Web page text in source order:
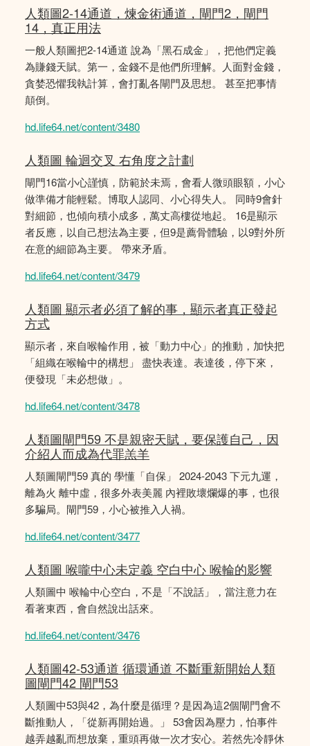
人類圖2-14通道，煉金術通道，閘門2，閘門
14，真正用法
一般人類圖把2-14通道 說為「黑石成金」，把他們定義
為賺錢天賦。第一，金錢不是他們所理解。人面對金錢，
貪婪恐懼我執計算，會打亂各閘門及思想。 甚至把事情
顛倒。
hd.life64.net/content/3480
人類圖 輪迴交叉 右角度之計劃
閘門16當小心謹慎，防範於未焉，會看人微頭眼額，小心
做準備才能輕鬆。博取人認同、小心得失人。 同時9會針
對細節，也傾向積小成多，萬丈高樓從地起。 16是顯示
者反應，以自己想法為主要，但9是薦骨體驗，以9對外所
在意的細節為主要。 帶來矛盾。
hd.life64.net/content/3479
人類圖 顯示者必須了解的事，顯示者真正發起
方式
顯示者，來自喉輪作用，被「動力中心」的推動，加快把
「組織在喉輪中的構想」 盡快表達。表達後，停下來，
便發現「未必想做」。
hd.life64.net/content/3478
人類圖閘門59 不是親密天賦，要保護自己，因
介紹人而成為代罪羔羊
人類圖閘門59 真的 學懂「自保」 2024-2043 下元九運，
離為火 離中虛，很多外表美麗 內裡敗壞爛爆的事，也很
多騙局。閘門59，小心被推入人禍。
hd.life64.net/content/3477
人類圖 喉嚨中心未定義 空白中心 喉輪的影響
人類圖中 喉輪中心空白，不是「不說話」，當注意力在
看著東西，會自然說出話來。
hd.life64.net/content/3476
人類圖42-53通道 循環通道 不斷重新開始人類
圖閘門42 閘門53
人類圖中53與42，為什麼是循理？是因為這2個閘門會不
斷推動人，「從新再開始過。」 53會因為壓力，怕事件
越弄越亂而想放棄，重頭再做一次才安心。若然先冷靜休